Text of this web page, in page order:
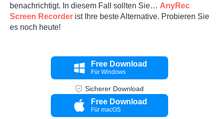
benachrichtigt. In diesem Fall sollten Sie… AnyRec
Screen Recorder ist Ihre beste Alternative. Probieren Sie
es noch heute!
Free Download
Für Windows
Sicherer Download
Free Download
Für macOS